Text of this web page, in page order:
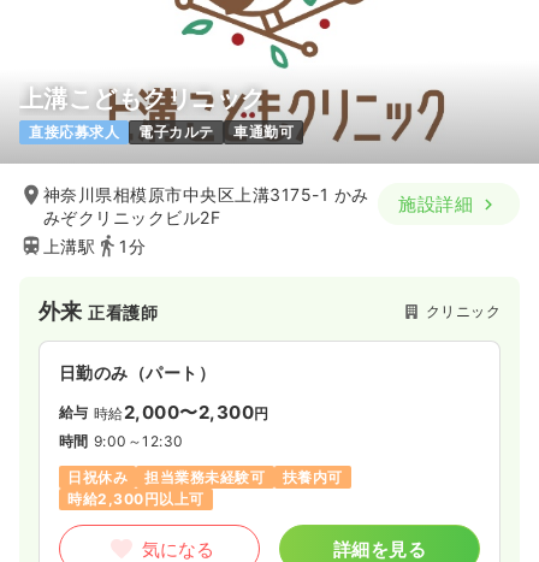
上溝こどもクリニック
直接応募求人 電子カルテ 車通勤可
神奈川県相模原市中央区上溝3175-1 かみ
みぞクリニックビル2F
上溝駅
1分
施設詳細
外来正看護師 クリニック
日勤のみ（パート）
給与 時給2,000〜2,300円
時間 9:00～12:30
日祝休み
担当業務未経験可
扶養内可
時給2,300円以上可
気になる 詳細を見る